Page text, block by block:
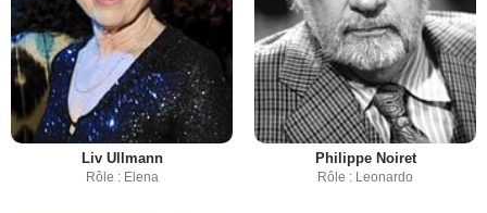
Liv Ullmann
Rôle : Elena
Philippe Noiret
Rôle : Leonardo